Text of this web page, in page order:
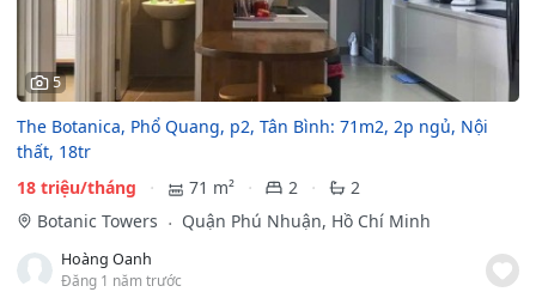
5
The Botanica, Phổ Quang, p2, Tân Bình: 71m2, 2p ngủ, Nội
thất, 18tr
18 triệu/tháng
71 m² 2
2
Botanic Towers
Quận Phú Nhuận, Hồ Chí Minh
Hoàng Oanh
Đăng 1 năm trước